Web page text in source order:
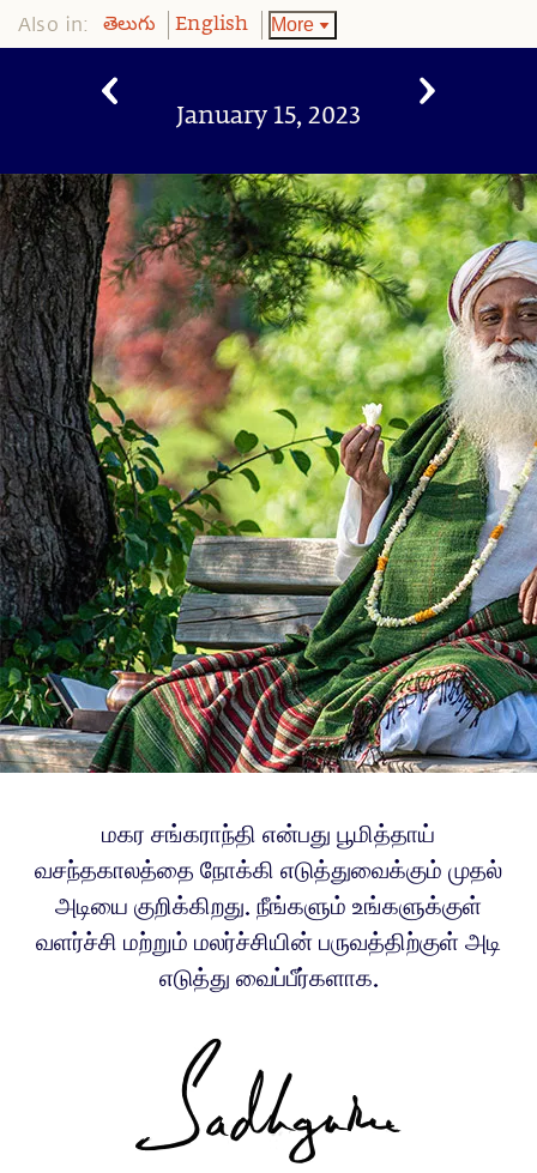
Also in: తెలుగు English More
January 15, 2023
மகர சங்கராந்தி என்பது பூமித்தாய்
வசந்தகாலத்தை நோக்கி எடுத்துவைக்கும் முதல்
அடியை குறிக்கிறது. நீங்களும் உங்களுக்குள்
வளர்ச்சி மற்றும் மலர்ச்சியின் பருவத்திற்குள் அடி
எடுத்து வைப்பீர்களாக.